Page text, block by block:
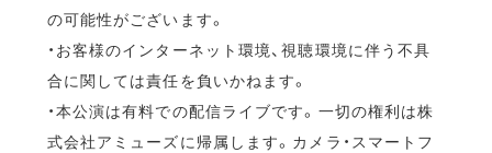
の可能性がございます。
・お客様のインターネット環境、視聴環境に伴う不具
合に関しては責任を負いかねます。
・本公演は有料での配信ライブです。一切の権利は株
式会社アミューズに帰属します。カメラ・スマートフ